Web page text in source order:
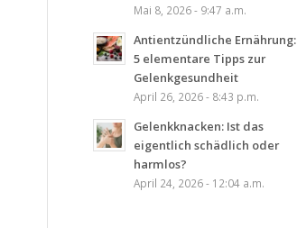
Mai 8, 2026 - 9:47 a.m.
Antientzündliche Ernährung:
5 elementare Tipps zur
Gelenkgesundheit
April 26, 2026 - 8:43 p.m.
Gelenkknacken: Ist das
eigentlich schädlich oder
harmlos?
April 24, 2026 - 12:04 a.m.